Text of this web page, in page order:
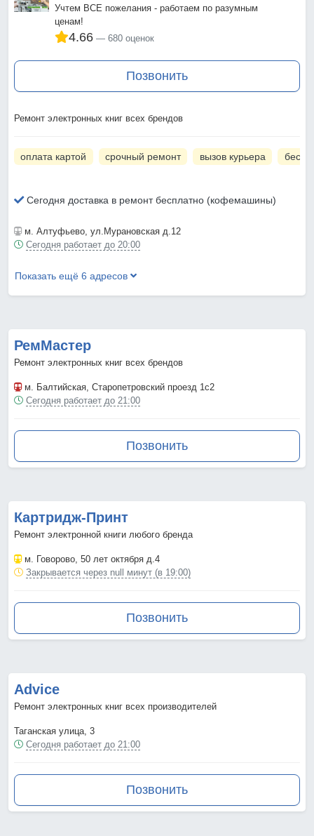
Учтем ВСЕ пожелания - работаем по разумным
ценам!
4.66 680 оценок
Позвонить
Ремонт электронных книг всех брендов
оплата картой срочный ремонт вызов курьера
Сегодня доставка в ремонт бесплатно (кофемашины)
м. Алтуфьево, ул.Мурановская д.12
Сегодня работает до 20:00
Показать ещё 6 адресов
РемМастер
Ремонт электронных книг всех брендов
м. Балтийская, Старопетровский проезд 1с2
Сегодня работает до 21:00
Позвонить
Картридж-Принт
Ремонт электронной книги любого бренда
м. Говорово, 50 лет октября д.4
Закрывается через null минут (в 19:00)
Позвонить
Advice
Ремонт электронных книг всех производителей
Таганская улица, 3
Сегодня работает до 21:00
Позвонить